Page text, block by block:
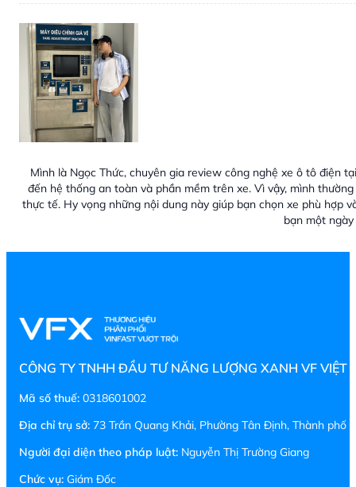
Mình là Ngọc Thức, chuyên gia review công nghệ xe ô tô điện
đến hệ thống an toàn và phần mềm trên xe. Vì vậy, mình
thực tế. Hy vọng những nội dung này giúp bạn chọn xe phù hợp
bạn một
CÔNG TY TNHH ĐẦU TƯ NĂNG LƯỢNG XANH VF VIỆT
Mã số thuế: 0318601002
Địa chỉ trụ sở: 73 Trần Quang Khải, Phường Tân Định, Thành phố
Người đại diện theo pháp luật: Nguyễn Thị Trường Giang
Chức vụ: Giám Đốc